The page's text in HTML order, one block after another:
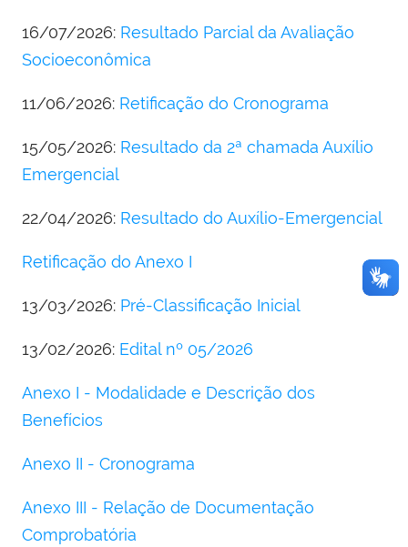
16/07/2026: Resultado Parcial da Avaliação
Socioeconômica
11/06/2026: Retificação do Cronograma
15/05/2026: Resultado da 2ª chamada Auxílio
Emergencial
22/04/2026: Resultado do Auxílio-Emergencial
Retificação do Anexo I
13/03/2026: Pré-Classificação Inicial
13/02/2026: Edital nº 05/2026
Anexo I - Modalidade e Descrição dos
Benefícios
Anexo II - Cronograma
Anexo III - Relação de Documentação
Comprobatória